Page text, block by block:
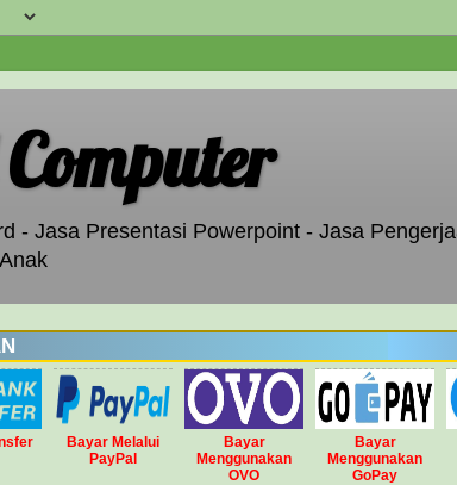
- Jasa Presentasi Powerpoint - Jasa
Bayar Melalui
PayPal
Bayar
Menggunakan
OVO
Bayar
Menggunakan
GoPay